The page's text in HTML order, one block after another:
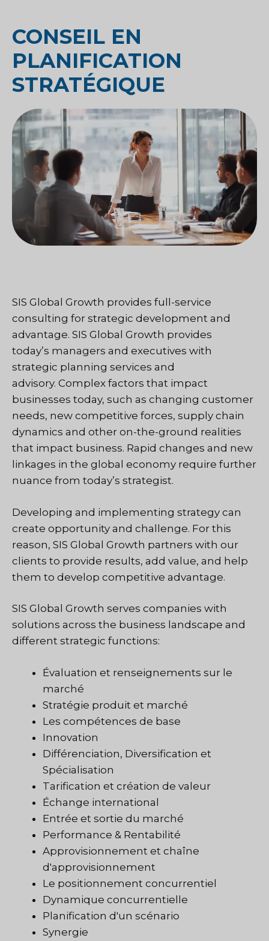
CONSEIL EN
PLANIFICATION
STRATÉGIQUE
SIS Global Growth provides full-service
consulting for strategic development and
advantage. SIS Global Growth provides
today’s managers and executives with
strategic planning services and
advisory. Complex factors that impact
businesses today, such as changing customer
needs, new competitive forces, supply chain
dynamics and other on-the-ground realities
that impact business. Rapid changes and new
linkages in the global economy require further
nuance from today’s strategist.
Developing and implementing strategy can
create opportunity and challenge. For this
reason, SIS Global Growth partners with our
clients to provide results, add value, and help
them to develop competitive advantage.
SIS Global Growth serves companies with
solutions across the business landscape and
different strategic functions:
Évaluation et renseignements sur le
marché
Stratégie produit et marché
Les compétences de base
Innovation
Différenciation, Diversification et
Spécialisation
Tarification et création de valeur
Échange international
Entrée et sortie du marché
Performance & Rentabilité
Approvisionnement et chaîne
d'approvisionnement
Le positionnement concurrentiel
Dynamique concurrentielle
Planification d'un scénario
Synergie